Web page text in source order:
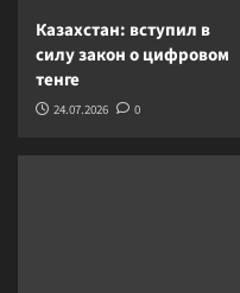
Казахстан: вступил в
силу закон о цифровом
тенге
24.07.2026 0